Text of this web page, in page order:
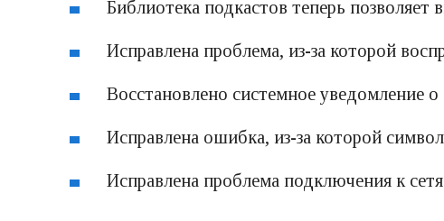
Библиотека подкастов теперь
Исправлена проблема, из-за которой
Восстановлено системное уведомление о
Исправлена ошибка, из-за которой
Исправлена проблема подключения к